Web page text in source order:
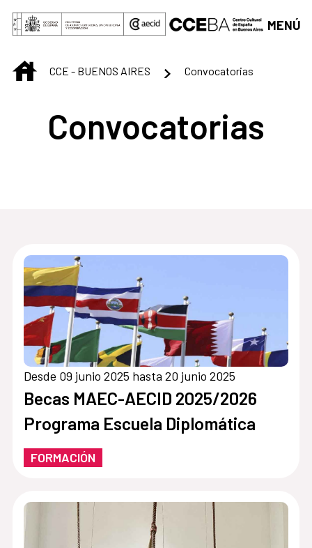
Saltar al contenido principal
MENÚ
INICIOCCE - BUENOS AIRES Convocatorias
Convocatorias
Desde 09 junio 2025 hasta 20 junio 2025
Becas MAEC-AECID 2025/2026
Programa Escuela Diplomática
FORMACIÓN